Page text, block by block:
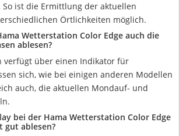
ist die Ermittlung der aktuellen
Örtlichkeiten möglich.
Wetterstation Color Edge auch die
ablesen?
verfügt über einen Indikator für
sich, wie bei einigen anderen Modellen
auch, die aktuellen Mondauf- und
bei der Hama Wetterstation Color Edge
gut ablesen?